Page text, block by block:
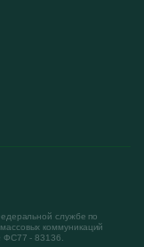
службе по
коммуникаций
ФС77 - 83136.